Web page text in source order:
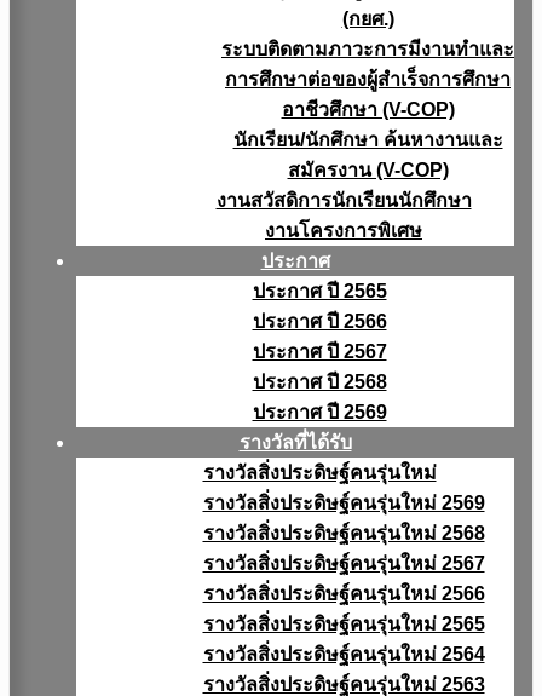
(กยศ.)
ระบบติดตามภาวะการมีงานทำและ
การศึกษาต่อของผู้สำเร็จการศึกษา
อาชีวศึกษา (V-COP)
นักเรียน/นักศึกษา ค้นหางานและ
สมัครงาน (V-COP)
งานสวัสดิการนักเรียนนักศึกษา
งานโครงการพิเศษ
ประกาศ
ประกาศ ปี 2565
ประกาศ ปี 2566
ประกาศ ปี 2567
ประกาศ ปี 2568
ประกาศ ปี 2569
รางวัลที่ได้รับ
รางวัลสิ่งประดิษฐ์คนรุ่นใหม่
รางวัลสิ่งประดิษฐ์คนรุ่นใหม่ 2569
รางวัลสิ่งประดิษฐ์คนรุ่นใหม่ 2568
รางวัลสิ่งประดิษฐ์คนรุ่นใหม่ 2567
รางวัลสิ่งประดิษฐ์คนรุ่นใหม่ 2566
รางวัลสิ่งประดิษฐ์คนรุ่นใหม่ 2565
รางวัลสิ่งประดิษฐ์คนรุ่นใหม่ 2564
รางวัลสิ่งประดิษฐ์คนรุ่นใหม่ 2563